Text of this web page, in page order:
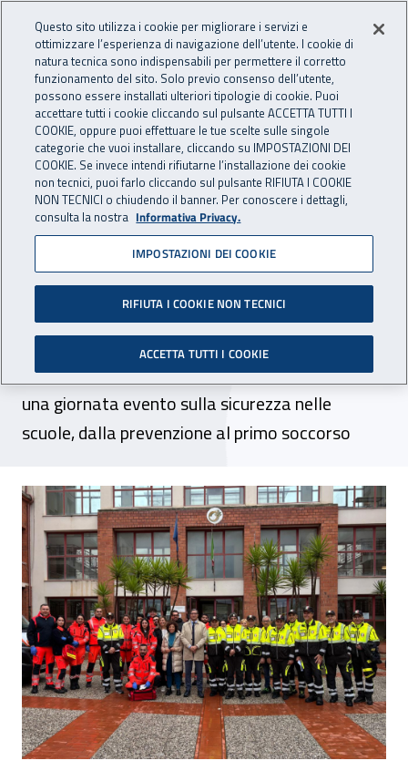
INAIL - Istituto Nazionale
Apri cerca
Navigazione principale
Navigazione - Ti trovi in:
Home Inail comunica News
26 novembre 2025
Giornata nazionale per la
sicurezza nelle scuole 2025
Il 25 novembre, presso l’istituto superiore Duca
degli Abruzzi, l’Inail Sardegna ha organizzato
una giornata evento sulla sicurezza nelle
scuole, dalla prevenzione al primo soccorso
Giornata nazionale per la sicurezza nelle
Questo sito utilizza i cookie per migliorare i servizi e
ottimizzare l’esperienza di navigazione dell’utente. I cookie di
natura tecnica sono indispensabili per permettere il corretto
funzionamento del sito. Solo previo consenso dell’utente,
possono essere installati ulteriori tipologie di cookie. Puoi
accettare tutti i cookie cliccando sul pulsante ACCETTA TUTTI I
COOKIE, oppure puoi effettuare le tue scelte sulle singole
categorie che vuoi installare, cliccando su IMPOSTAZIONI DEI
COOKIE. Se invece intendi rifiutarne l’installazione dei cookie
non tecnici, puoi farlo cliccando sul pulsante RIFIUTA I COOKIE
NON TECNICI o chiudendo il banner. Per conoscere i dettagli,
consulta la nostra Informativa Privacy.
IMPOSTAZIONI DEI COOKIE
RIFIUTA I COOKIE NON TECNICI
ACCETTA TUTTI I COOKIE